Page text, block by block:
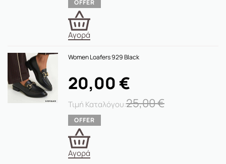
Αγορά
Women Loafers 929 Black
25,00€
20,00 €
Αγορά